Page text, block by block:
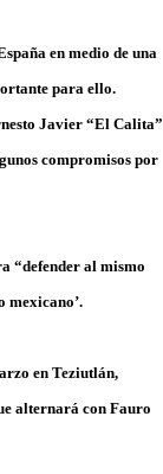
en medio de una
para ello.
Javier “El Calita”
compromisos por
“defender al mismo
mexicano’.
en Teziutlán,
alternará con Fauro